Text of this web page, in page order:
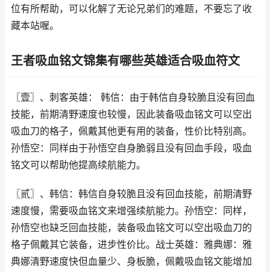
位有所帮助，可以化解了无论兄弟们的难题，不要忘了收
藏本站喔。
王者吸血铭文锦集有哪些英雄适合吸血符文
〖壹〗、刺客英雄： 韩信：由于韩信自身较脆且没有回血
技能，前期清野速度也较慢，因此装备吸血铭文可以空出
吸血刀的格子，佩戴其他更有用的装备，性价比特别高。
孙悟空：同样由于孙悟空自身脆弱且没有回血手段，吸血
铭文可以帮助他提高续航能力。
〖贰〗、韩信：韩信自身较脆且没有回血技能，前期清野
速度慢，需要吸血铭文来增强续航能力。孙悟空：同样，
孙悟空也缺乏回血技能，装备吸血铭文可以空出吸血刀的
格子佩戴其它装备，进步性价比。战士英雄：雅典娜：雅
典娜清野速度快但血量少、身板脆，佩戴吸血铭文能增加